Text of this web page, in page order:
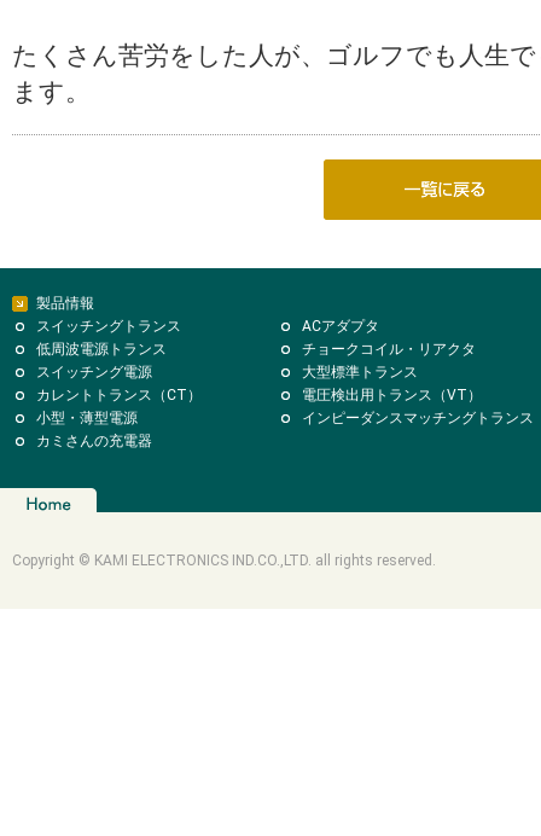
たくさん苦労をした人が、ゴルフでも人生
ます。
製品情報
スイッチングトランス
ACアダプタ
低周波電源トランス
チョークコイル・リアクタ
スイッチング電源
大型標準トランス
カレントトランス（CT）
電圧検出用トランス（VT）
小型・薄型電源
インピーダンスマッチングトランス
カミさんの充電器
Copyright © KAMI ELECTRONICS IND.CO.,LTD. all rights reserved.